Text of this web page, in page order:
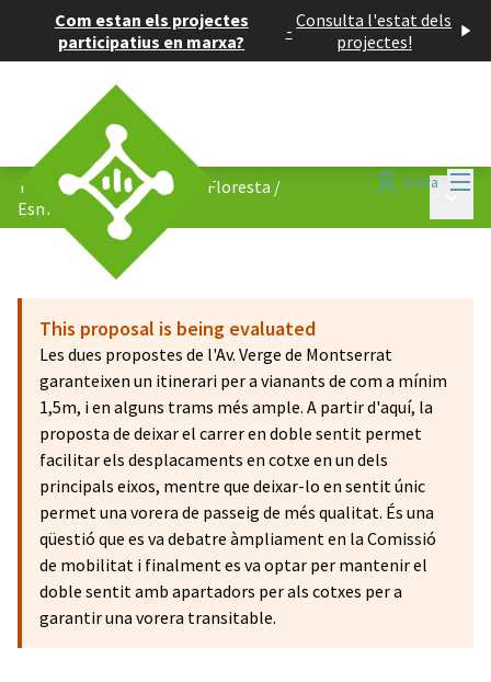
Com estan els projectes
participatius en marxa?
- Consulta l'estat dels
projectes!
Entra
Tornem a caminar per La Floresta /
Esmenes i comentaris
This proposal is being evaluated
Les dues propostes de l'Av. Verge de Montserrat
garanteixen un itinerari per a vianants de com a mínim
1,5m, i en alguns trams més ample. A partir d'aquí, la
proposta de deixar el carrer en doble sentit permet
facilitar els desplacaments en cotxe en un dels
principals eixos, mentre que deixar-lo en sentit únic
permet una vorera de passeig de més qualitat. És una
qüestió que es va debatre àmpliament en la Comissió
de mobilitat i finalment es va optar per mantenir el
doble sentit amb apartadors per als cotxes per a
garantir una vorera transitable.